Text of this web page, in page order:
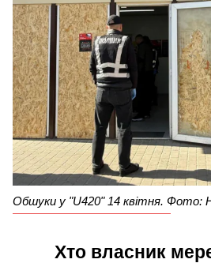
Обшуки у "U420" 14 квітня. Фото:
Хто власник